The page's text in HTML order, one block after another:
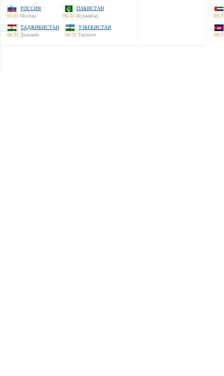
РОССИЯ
05:31 Москва
ПАКИСТАН
06:31 Исламабад
ТАДЖИКИСТАН
06:31 Душанбе
УЗБЕКИСТАН
06:31 Ташкент